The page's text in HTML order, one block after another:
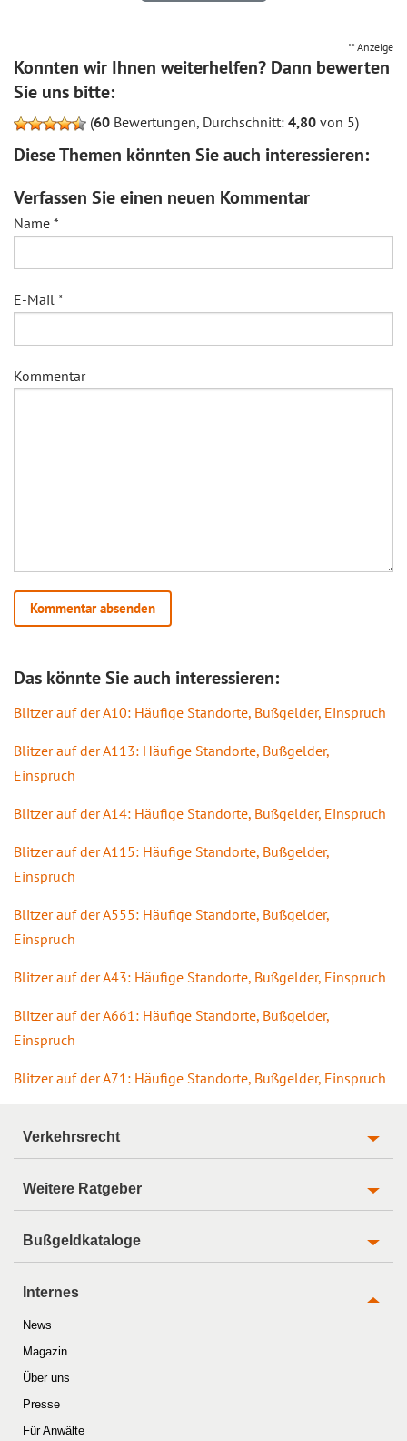
** Anzeige
Konnten wir Ihnen weiterhelfen? Dann bewerten
Sie uns bitte:
(60 Bewertungen, Durchschnitt: 4,80 von 5)
Diese Themen könnten Sie auch interessieren:
Verfassen Sie einen neuen Kommentar
Name *
E-Mail *
Kommentar
Das könnte Sie auch interessieren:
Blitzer auf der A10: Häufige Standorte, Bußgelder, Einspruch
Blitzer auf der A113: Häufige Standorte, Bußgelder,
Einspruch
Blitzer auf der A14: Häufige Standorte, Bußgelder, Einspruch
Blitzer auf der A115: Häufige Standorte, Bußgelder,
Einspruch
Blitzer auf der A555: Häufige Standorte, Bußgelder,
Einspruch
Blitzer auf der A43: Häufige Standorte, Bußgelder, Einspruch
Blitzer auf der A661: Häufige Standorte, Bußgelder,
Einspruch
Blitzer auf der A71: Häufige Standorte, Bußgelder, Einspruch
Verkehrsrecht
Weitere Ratgeber
Bußgeldkataloge
Internes
News
Magazin
Über uns
Presse
Für Anwälte